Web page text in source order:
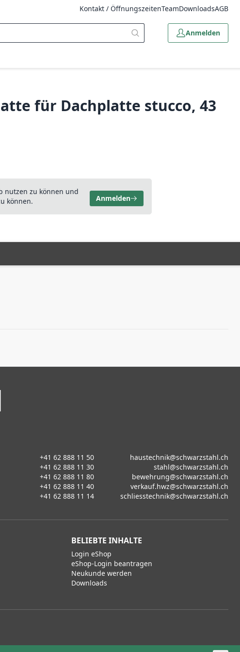
Kontakt / ÖffnungszeitenTeamDownloadsAGB
Anmelden
für Dachplatte stucco, 43
nutzen zu können und
können.
Anmelden
+41 62 888 11 50
haustechnik@schwarzstahl.ch
+41 62 888 11 30
stahl@schwarzstahl.ch
+41 62 888 11 80
bewehrung@schwarzstahl.ch
+41 62 888 11 40
verkauf.hwz@schwarzstahl.ch
+41 62 888 11 14 schliesstechnik@schwarzstahl.ch
BELIEBTE INHALTE
Login eShop
eShop-Login beantragen
Neukunde werden
Downloads